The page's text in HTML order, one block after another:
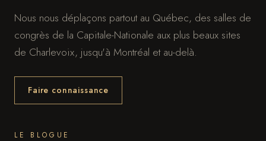
Nous nous déplaçons partout au Québec, des salles de
congrès de la Capitale-Nationale aux plus beaux sites
de Charlevoix, jusqu'à Montréal et au-delà.
Faire connaissance
LE BLOGUE